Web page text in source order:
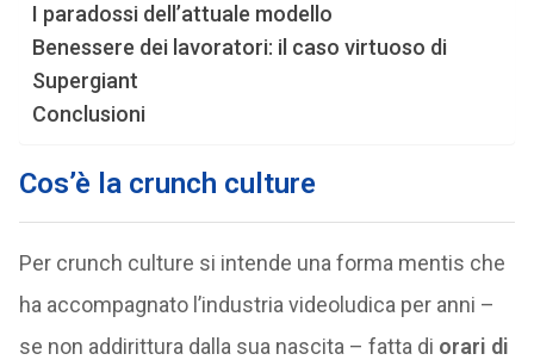
I paradossi dell’attuale modello
Benessere dei lavoratori: il caso virtuoso di
Supergiant
Conclusioni
Cos’è la crunch culture
Per crunch culture si intende una forma mentis che
ha accompagnato l’industria videoludica per anni –
se non addirittura dalla sua nascita – fatta di orari di